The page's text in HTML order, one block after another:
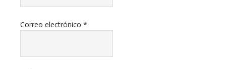
Correo electrónico *